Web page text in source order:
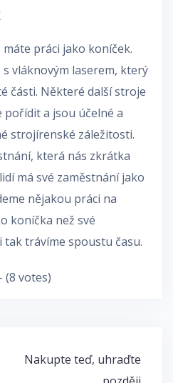
práci jako koníček.
s vláknovým laserem, který
části. Některé další stroje
pořídit a jsou účelné a
strojírenské záležitosti.
která nás zkrátka
má své zaměstnání jako
nějakou práci na
koníčka než své
tak trávíme spoustu času.
(8 votes)
Nakupte teď, uhraďte